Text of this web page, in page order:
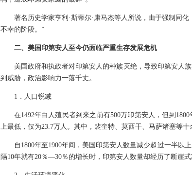
著名历史学家亨利·斯蒂尔·康马杰等人所说，由于强制同
不幸的阶段。”
二、美国印第安人至今仍面临严重生存发展危机
美国政府和执政者对印第安人的种族灭绝，导致印第安人
到威胁，政治影响力一落千丈。
1．人口锐减
在1492年白人殖民者到来之前有500万印第安人，但到
上最低，仅为23.7万人。其中，裴奎特、莫西干、马萨诸塞等十
自1800年至1900年间，美国印第安人数量减少超过一半以
隔10年就有20％—30％的增长时，印第安人数量却经历了断崖